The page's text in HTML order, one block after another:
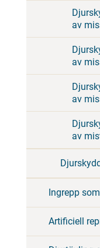
av
av
av
av
Ingrepp
Artificiell